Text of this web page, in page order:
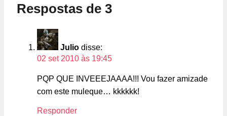
Respostas de 3
Julio disse:
02 set 2010 às 19:45
PQP QUE INVEEEJAAAA!!! Vou fazer amizade
com este muleque… kkkkkk!
Responder